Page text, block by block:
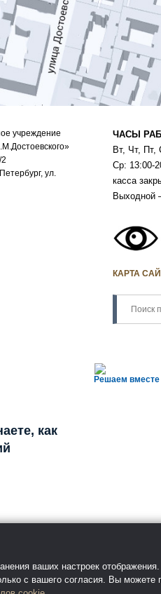
учреждение
ул.
ЧАСЫ
Вт, Чт, Пт,
Ср: 13:00-
касса
Выходной
КАРТА
Решаем вместе
как
ваших настроек
с вашего согласия. Вы